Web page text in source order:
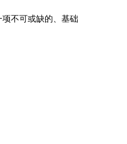
不可或缺的、基础